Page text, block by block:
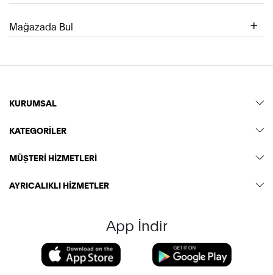
Mağazada Bul
KURUMSAL
KATEGORİLER
MÜŞTERİ HİZMETLERİ
AYRICALIKLI HİZMETLER
App İndir